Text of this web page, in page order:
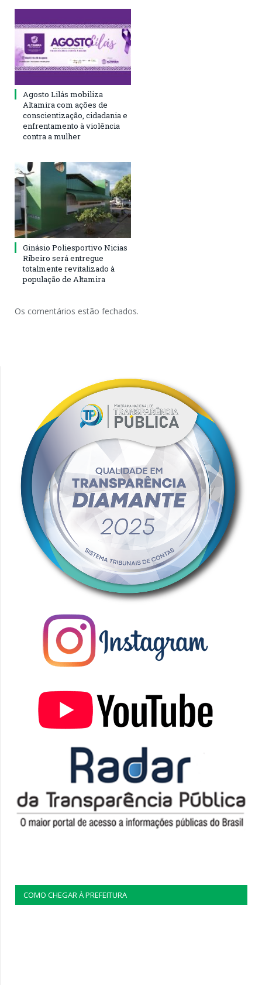
Agosto Lilás mobiliza
Altamira com ações de
conscientização, cidadania e
enfrentamento à violência
contra a mulher
Ginásio Poliesportivo Nicias
Ribeiro será entregue
totalmente revitalizado à
população de Altamira
Os comentários estão fechados.
COMO CHEGAR À PREFEITURA